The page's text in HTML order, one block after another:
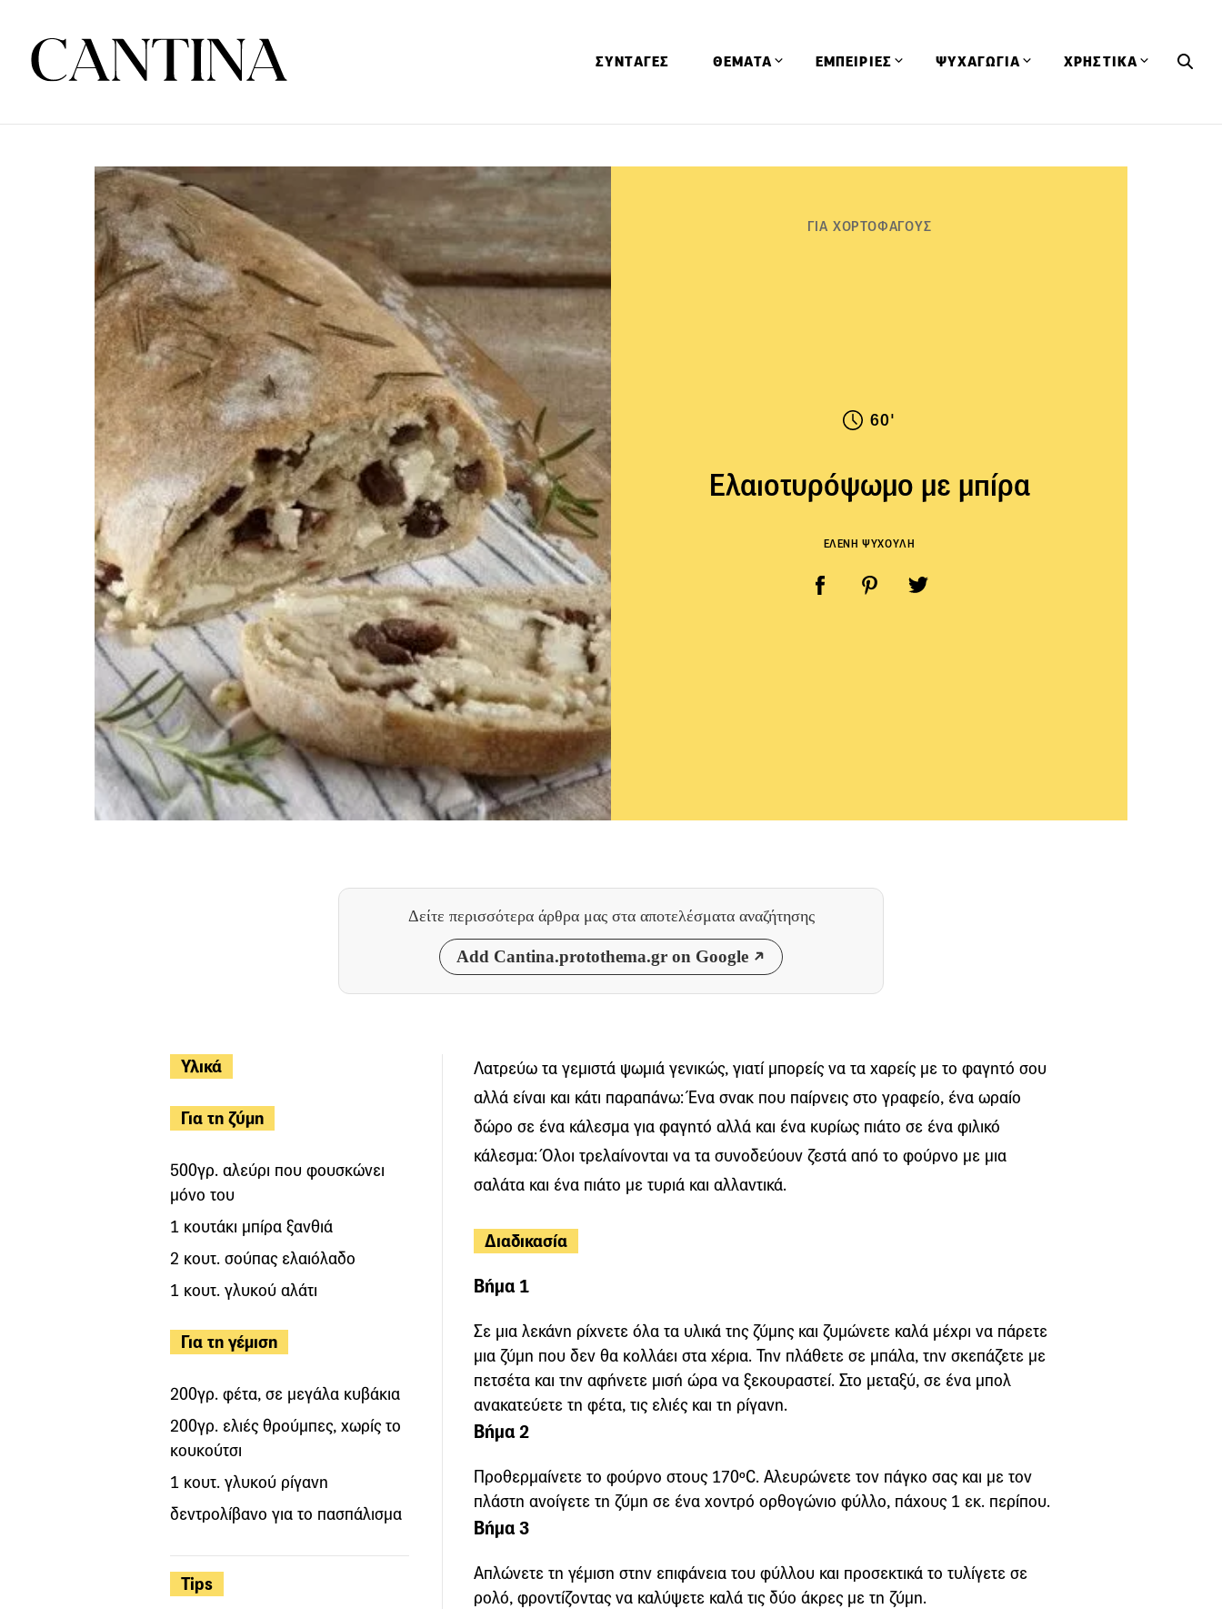
ΣΥΝΤΑΓΕΣ ΘΕΜΑΤΑ ΕΜΠΕΙΡΙΕΣ ΨΥΧΑΓΩΓΙΑ ΧΡΗΣΤΙΚΑ
ΓΙΑ ΧΟΡΤΟΦΑΓΟΥΣ
60'
Ελαιοτυρόψωμο με μπίρα
ΕΛΕΝΗ ΨΥΧΟΥΛΗ
Δείτε περισσότερα άρθρα μας στα αποτελέσματα αναζήτησης
Add Cantina.protothema.gr on Google
Υλικά
Για τη ζύμη
500γρ. αλεύρι που φουσκώνει
μόνο του
1 κουτάκι μπίρα ξανθιά
2 κουτ. σούπας ελαιόλαδο
1 κουτ. γλυκού αλάτι
Για τη γέμιση
200γρ. φέτα, σε μεγάλα κυβάκια
200γρ. ελιές θρούμπες, χωρίς το
κουκούτσι
1 κουτ. γλυκού ρίγανη
δεντρολίβανο για το πασπάλισμα
Tips
Λατρεύω τα γεμιστά ψωμιά γενικώς, γιατί μπορείς να τα χαρείς με το φαγητό σου
αλλά είναι και κάτι παραπάνω: Ένα σνακ που παίρνεις στο γραφείο, ένα ωραίο
δώρο σε ένα κάλεσμα για φαγητό αλλά και ένα κυρίως πιάτο σε ένα φιλικό
κάλεσμα: Όλοι τρελαίνονται να τα συνοδεύουν ζεστά από το φούρνο με μια
σαλάτα και ένα πιάτο με τυριά και αλλαντικά.
Διαδικασία
Βήμα 1
Σε μια λεκάνη ρίχνετε όλα τα υλικά της ζύμης και ζυμώνετε καλά μέχρι να πάρετε
μια ζύμη που δεν θα κολλάει στα χέρια. Την πλάθετε σε μπάλα, την σκεπάζετε με
πετσέτα και την αφήνετε μισή ώρα να ξεκουραστεί. Στο μεταξύ, σε ένα μπολ
ανακατεύετε τη φέτα, τις ελιές και τη ρίγανη.
Βήμα 2
Προθερμαίνετε το φούρνο στους 170ºC. Αλευρώνετε τον πάγκο σας και με τον
πλάστη ανοίγετε τη ζύμη σε ένα χοντρό ορθογώνιο φύλλο, πάχους 1 εκ. περίπου.
Βήμα 3
Απλώνετε τη γέμιση στην επιφάνεια του φύλλου και προσεκτικά το τυλίγετε σε
ρολό, φροντίζοντας να καλύψετε καλά τις δύο άκρες με τη ζύμη.